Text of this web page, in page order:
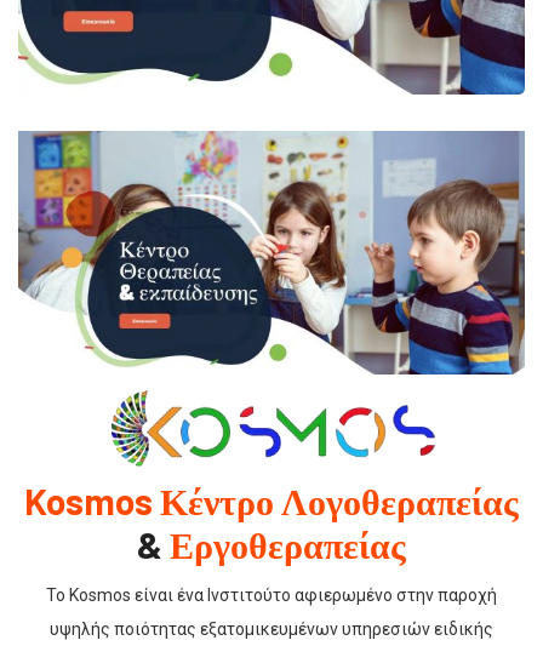
Kosmos Κέντρο Λογοθεραπείας
& Εργοθεραπείας
Το Kosmos είναι ένα Iνστιτούτο αφιερωμένο στην παροχή
υψηλής ποιότητας εξατομικευμένων υπηρεσιών ειδικής